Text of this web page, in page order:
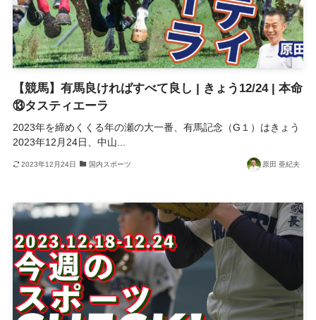
【競馬】有馬良ければすべて良し | きょう12/24 | 本命
⑬タスティエーラ
2023年を締めくくる年の瀬の大一番、有馬記念（G１）はきょう
2023年12月24日、中山...
2023年12月24日 国内スポーツ 原田 亜紀夫